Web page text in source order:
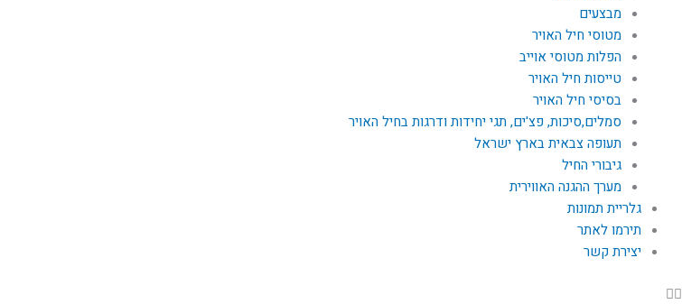
מבצעים
מטוסי חיל האויר
הפלות מטוסי אוייב
טייסות חיל האויר
בסיסי חיל האויר
סמלים,סיכות, פצ'ים, תגי יחידות ודרגות בחיל האויר
תעופה צבאית בארץ ישראל
גיבורי החיל
מערך ההגנה האווירית
גלריית תמונות
תירמו לאתר
יצירת קשר